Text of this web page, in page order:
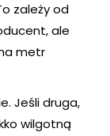
zależy od
ale
metr
Jeśli druga,
wilgotną